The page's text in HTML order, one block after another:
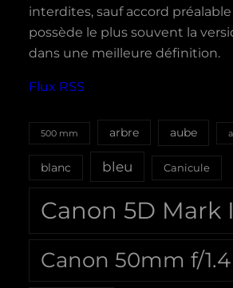
interdites, sauf accord
possède le plus souvent la
dans une meilleure définition.
Flux RSS
500 mm arbre aube
blanc bleu Canicule
Canon 5D Mark
Canon 50mm f/1.4